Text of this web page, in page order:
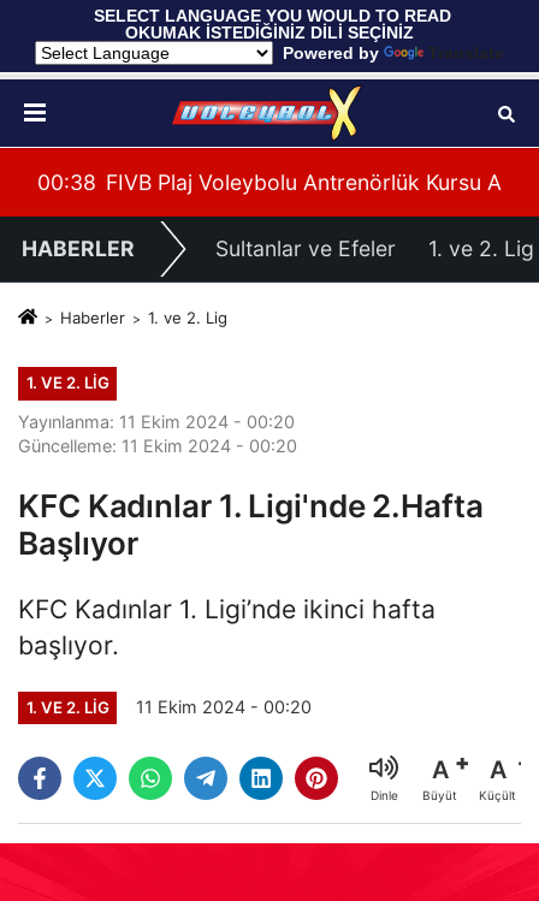
SELECT LANGUAGE YOU WOULD TO READ
OKUMAK İSTEDİĞİNİZ DİLİ SEÇİNİZ
Powered by
Translate
Hazırlıklarına Başladı
Alanya’da Başladı
00:39 U20 Erkek Millî Takımımız, 2027 CEV U20
HABERLER Sultanlar ve Efeler 1. ve 2. Lig
Haberler 1. ve 2. Lig
1. VE 2. LIG
Yayınlanma: 11 Ekim 2024 - 00:20
Güncelleme: 11 Ekim 2024 - 00:20
KFC Kadınlar 1. Ligi'nde 2.Hafta
Başlıyor
KFC Kadınlar 1. Ligi’nde ikinci hafta
başlıyor.
1. VE 2. LIG 11 Ekim 2024 - 00:20
Dinle
A
Büyüt
A
Küçült